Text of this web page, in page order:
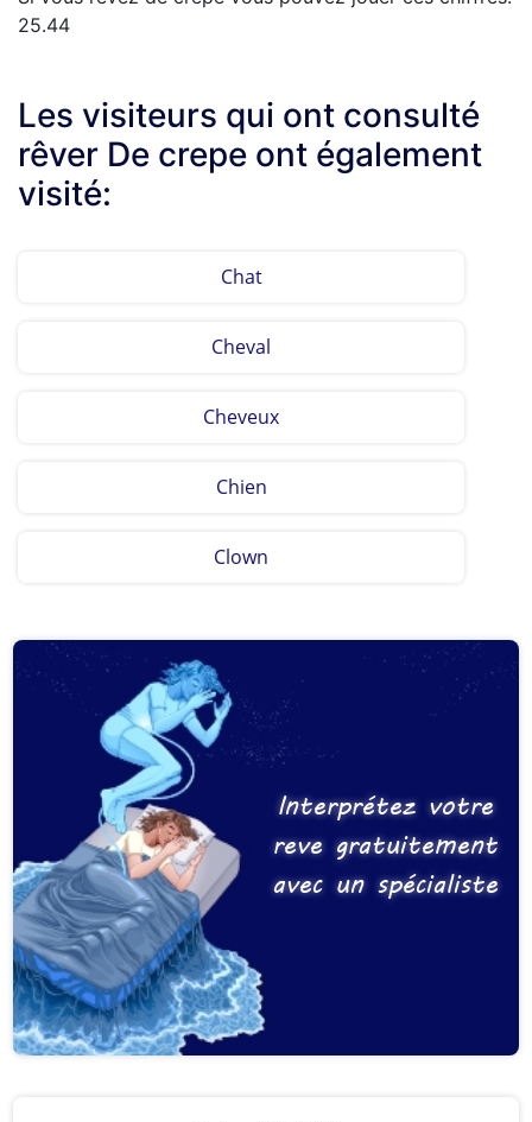
25.44
Les visiteurs qui ont consulté
rêver De crepe ont également
visité:
Chat
Cheval
Cheveux
Chien
Clown
Interprétez votre
reve gratuitement
avec un spécialiste